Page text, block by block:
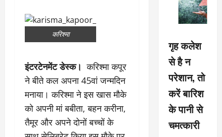
करिश्मा
इंटरटेनमेंट डेस्क। करिश्मा कपूर
ने बीते कल अपना 45वां जन्मदिन
मनाया। करिश्मा ने इस खास मौके
को अपनी मां बबीता, बहन करीना,
तैमूर और अपने दोनों बच्चों के
गृह कलेश
से है न
परेशान, तो
करें बारिश
के पानी से
चमत्कारी